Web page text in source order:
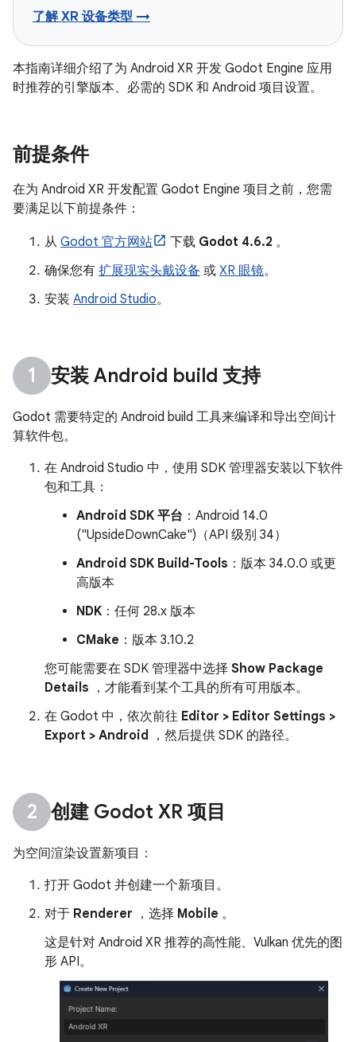
了解 XR 设备类型 →
本指南详细介绍了为 Android XR 开发 Godot Engine 应用
时推荐的引擎版本、必需的 SDK 和 Android 项目设置。
前提条件
在为 Android XR 开发配置 Godot Engine 项目之前，您需
要满足以下前提条件：
从 Godot 官方网站 下载 Godot 4.6.2 。
确保您有 扩展现实头戴设备 或 XR 眼镜。
安装 Android Studio。
安装 Android build 支持
Godot 需要特定的 Android build 工具来编译和导出空间计
算软件包。
在 Android Studio 中，使用 SDK 管理器安装以下软件
包和工具：
Android SDK 平台 ：Android 14.0
("UpsideDownCake")（API 级别 34）
Android SDK Build-Tools ：版本 34.0.0 或更
高版本
NDK ：任何 28.x 版本
CMake ：版本 3.10.2
您可能需要在 SDK 管理器中选择 Show Package
Details ，才能看到某个工具的所有可用版本。
在 Godot 中，依次前往 Editor > Editor Settings >
Export > Android ，然后提供 SDK 的路径。
创建 Godot XR 项目
为空间渲染设置新项目：
打开 Godot 并创建一个新项目。
对于 Renderer ，选择 Mobile 。
这是针对 Android XR 推荐的高性能、Vulkan 优先的图
形 API。